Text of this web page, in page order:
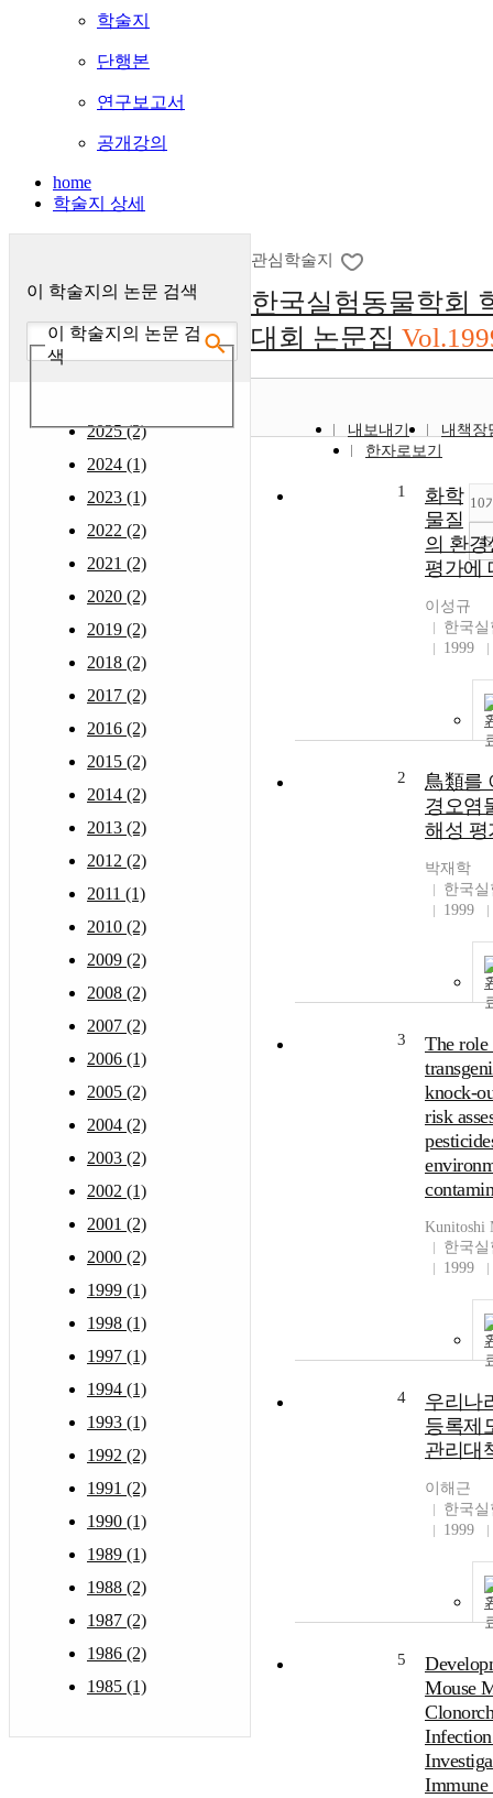
학술지
단행본
연구보고서
공개강의
home
학술지 상세
이 학술지의 논문 검색
이 학술지의 논문 검
색
2025 (2)
2024 (1)
2023 (1)
2022 (2)
2021 (2)
2020 (2)
2019 (2)
2018 (2)
2017 (2)
2016 (2)
2015 (2)
2014 (2)
2013 (2)
2012 (2)
2011 (1)
2010 (2)
2009 (2)
2008 (2)
2007 (2)
2006 (1)
2005 (2)
2004 (2)
2003 (2)
2002 (1)
2001 (2)
2000 (2)
1999 (1)
1998 (1)
1997 (1)
1994 (1)
1993 (1)
1992 (2)
1991 (2)
1990 (1)
1989 (1)
1988 (2)
1987 (2)
1986 (2)
1985 (1)
관심학술지
한국실험동물학회
대회 논문집
내보내기
내책장
한자로보기
10
1
화학
물질
의 환
평가에
이성규
한국
1999
2
鳥類를
경오염
해성 평
박재학
한국
1999
3
The role
knock-
risk
Kunitoshi
한국
1999
4
우리나
등록제
관리대
이해근
한국
1999
5
Mouse
Immune